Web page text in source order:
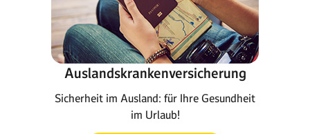
Auslandskrankenversicherung
Sicherheit im Ausland: für Ihre Gesundheit
im Urlaub!